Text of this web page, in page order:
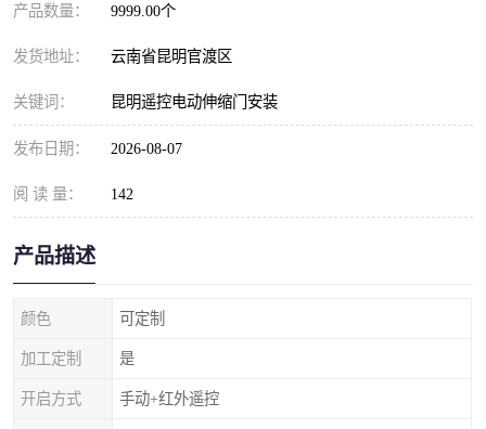
产品数量： 9999.00个
发货地址： 云南省昆明官渡区
关键词： 昆明遥控电动伸缩门安装
发布日期： 2026-08-07
阅 读 量： 142
产品描述
颜色 可定制
加工定制 是
开启方式 手动+红外遥控